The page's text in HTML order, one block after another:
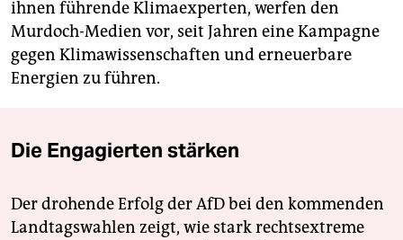
ihnen führende Klimaexperten, werfen den
Murdoch-Medien vor, seit Jahren eine Kampagne
gegen Klimawissenschaften und erneuerbare
Energien zu führen.
Die Engagierten stärken
Der drohende Erfolg der AfD bei den kommenden
Landtagswahlen zeigt, wie stark rechtsextreme